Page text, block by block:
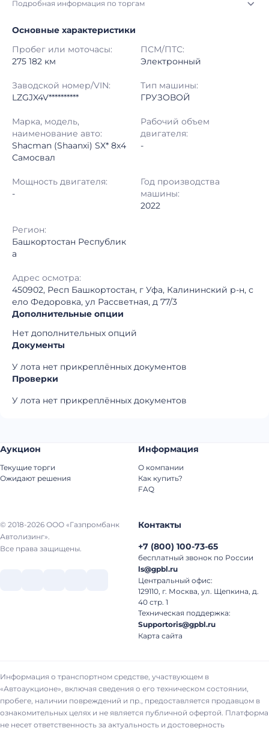
Подробная информация по торгам
Начало торгов: 05.08.2026, 10:26 МСК
Конец торгов: 12.08.2026, 10:26 МСК
Тип аукциона: Открытые торги
Шаг торгов: 50 000 ₽
Кол-во ставок:
Регион: Башкортостан Республика
Основные характеристики
Пробег или моточасы:
275 182 км
ПСМ/ПТС:
Электронный
Заводской номер/VIN:
LZGJX4V**********
Тип машины:
ГРУЗОВОЙ
Марка, модель,
наименование авто:
Shacman (Shaanxi) SX* 8x4
Самосвал
Рабочий объем
двигателя:
-
Мощность двигателя:
-
Год производства
машины:
2022
Регион:
Башкортостан Республик
а
Адрес осмотра:
450902, Респ Башкортостан, г Уфа, Калининский р-н, с
ело Федоровка, ул Рассветная, д 77/3
Дополнительные опции
Нет дополнительных опций
Документы
У лота нет прикреплённых документов
Проверки
У лота нет прикреплённых документов
© 2018-2026 ООО «Газпромбанк
Автолизинг».
Все права защищены.
Аукцион
Текущие торги
Ожидают решения
Информация
О компании
Как купить?
FAQ
Контакты
+7 (800) 100-73-65
бесплатный звонок по России
ls@gpbl.ru
Центральный офис:
129110, г. Москва, ул. Щепкина, д.
40 стр. 1
Техническая поддержка:
Supportoris@gpbl.ru
Карта сайта
Информация о транспортном средстве, участвующем в
«Автоаукционе», включая сведения о его техническом состоянии,
пробеге, наличии повреждений и пр., предоставляется продавцом в
ознакомительных целях и не является публичной офертой. Платформа
не несет ответственность за актуальность и достоверность